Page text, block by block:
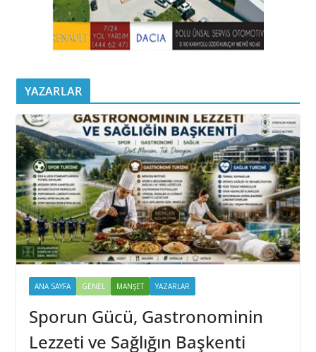
YAZARLAR
ANA SAYFA GENEL MANŞET YAZARLAR
Sporun Gücü, Gastronominin
Lezzeti ve Sağlığın Başkenti